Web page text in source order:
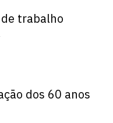
trabalho
dos 60 anos